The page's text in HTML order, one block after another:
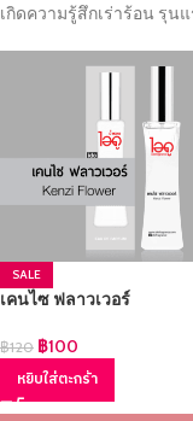
เกิดความรู้สึกเร่าร้อน รุน
SALE
เคนไซ ฟลาวเวอร์
฿120 ฿100
หยิบใส่ตะกร้า